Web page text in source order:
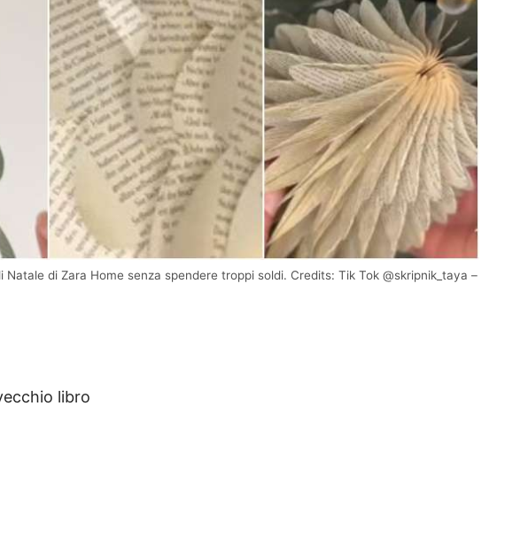
Natale di Zara Home senza spendere troppi soldi. Credits: Tik Tok @skripnik_taya –
libro